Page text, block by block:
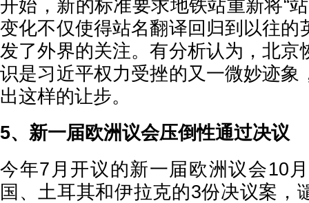
开始，新的标准要求地铁站重新将“
变化不仅使得站名翻译回归到以往的
发了外界的关注。有分析认为，北京
识是习近平权力受挫的又一微妙迹象
出这样的让步。
5、新一届欧洲议会压倒性通过决议
今年7月开议的新一届欧洲议会10
国、土耳其和伊拉克的3份决议案，